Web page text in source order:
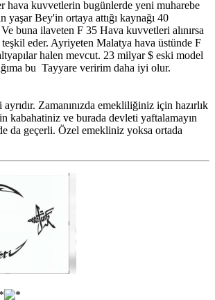
hava kuvvetlerin bugünlerde yeni muharebe
yaşar Bey'in ortaya attığı kaynağı 40
buna ilaveten F 35 Hava kuvvetleri alınırsa
eder. Ayriyeten Malatya hava üstünde F
halen mevcut. 23 milyar $ eski model
bu Tayyare veririm daha iyi olur.
Zamanınızda emekliliğiniz için hazırlık
kabahatiniz ve burada devleti yaftalamayın
da geçerli. Özel emekliniz yoksa ortada